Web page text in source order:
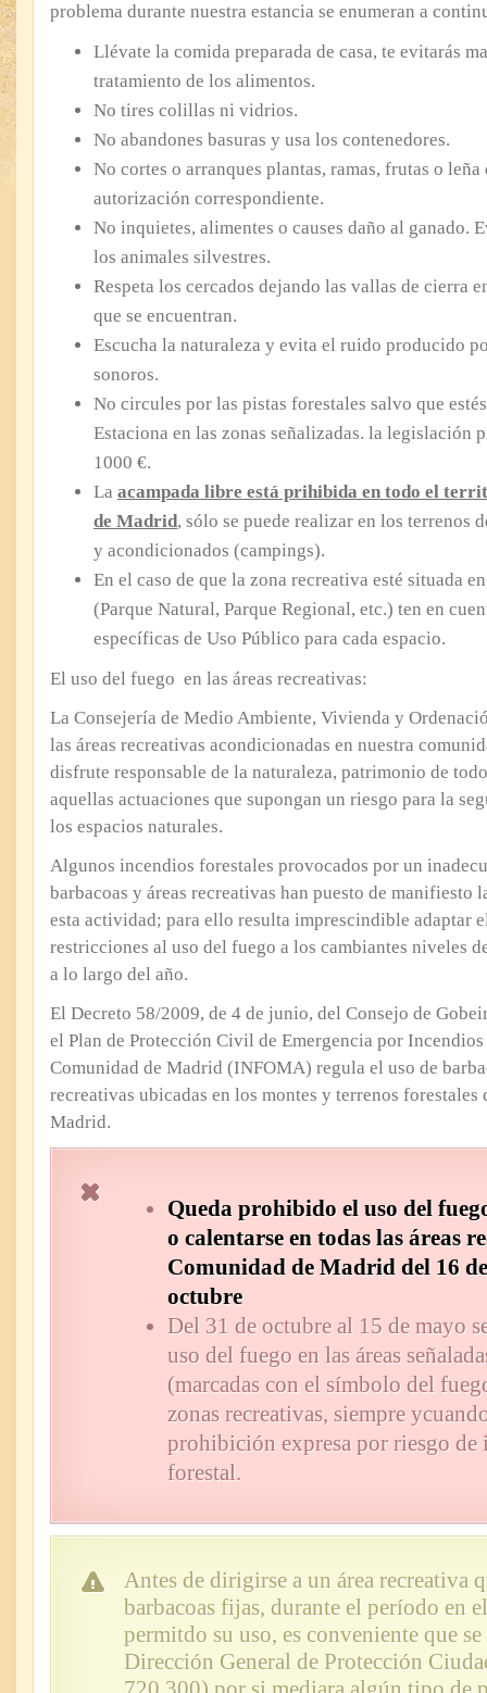
problema durante nuestra estancia se enumeran a
Llévate la comida preparada de casa, te evitarás
tratamiento de los alimentos.
No tires colillas ni vidrios.
No abandones basuras y usa los contenedores.
No cortes o arranques plantas, ramas, frutas o
autorización correspondiente.
No inquietes, alimentes o causes daño al ganado.
los animales silvestres.
Respeta los cercados dejando las vallas de cierra
que se encuentran.
Escucha la naturaleza y evita el ruido producido
sonoros.
No circules por las pistas forestales salvo que
Estaciona en las zonas señalizadas. la legislación
1000 €.
La acampada libre está prihibida en todo el
de Madrid, sólo se puede realizar en los terrenos
y acondicionados (campings).
En el caso de que la zona recreativa esté situada
(Parque Natural, Parque Regional, etc.) ten en
específicas de Uso Público para cada espacio.
El uso del fuego en las áreas recreativas:
La Consejería de Medio Ambiente, Vivienda y
las áreas recreativas acondicionadas en nuestra
disfrute responsable de la naturaleza, patrimonio de
aquellas actuaciones que supongan un riesgo para la
los espacios naturales.
Algunos incendios forestales provocados por un
barbacoas y áreas recreativas han puesto de manifiesto
esta actividad; para ello resulta imprescindible adaptar
restricciones al uso del fuego a los cambiantes niveles
a lo largo del año.
El Decreto 58/2009, de 4 de junio, del Consejo de
el Plan de Protección Civil de Emergencia por Incendios
Comunidad de Madrid (INFOMA) regula el uso de
recreativas ubicadas en los montes y terrenos forestales
Madrid.
Queda prohibido el uso del
o calentarse en todas las áreas
Comunidad de Madrid del 16
octubre
Del 31 de octubre al 15 de mayo
uso del fuego en las áreas
(marcadas con el símbolo del
zonas recreativas, siempre
prohibición expresa por riesgo de
forestal.
Antes de dirigirse a un área recreativa
barbacoas fijas, durante el período en
permitdo su uso, es conveniente que
Dirección General de Protección